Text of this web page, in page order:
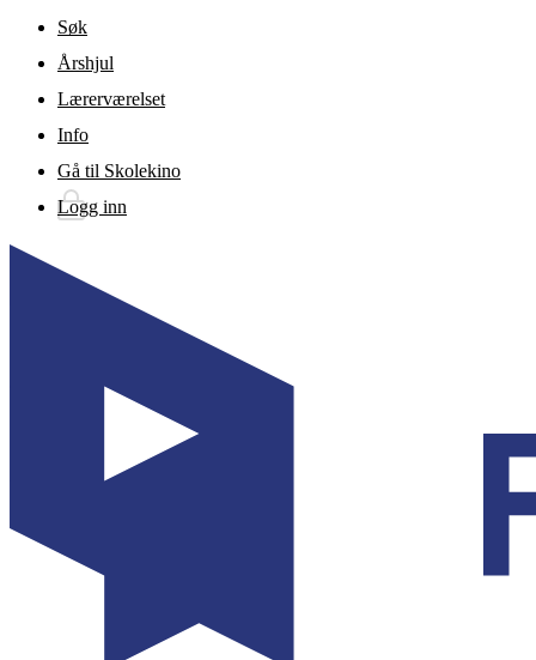
Gå til hovedinnhold
Søk
Årshjul
Lærerværelset
Info
Gå til Skolekino
Logg inn